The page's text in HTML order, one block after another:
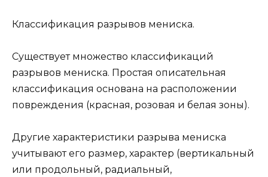
Классификация разрывов мениска.
Существует множество классификаций
разрывов мениска. Простая описательная
классификация основана на расположении
повреждения (красная, розовая и белая зоны).
Другие характеристики разрыва мениска
учитывают его размер, характер (вертикальный
или продольный, радиальный,